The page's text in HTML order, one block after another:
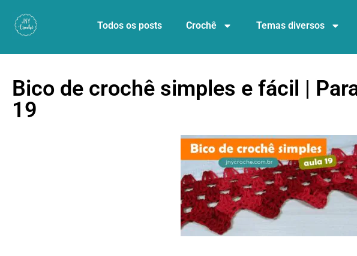
Todos os posts Crochê Temas diversos
Bico de crochê simples e fácil |
19